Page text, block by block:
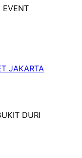
JAKARTA
DURI